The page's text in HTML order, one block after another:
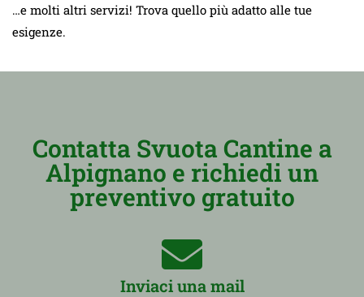
…e molti altri servizi! Trova quello più adatto alle tue
esigenze.
Contatta Svuota Cantine a
Alpignano e richiedi un
preventivo gratuito
Inviaci una mail